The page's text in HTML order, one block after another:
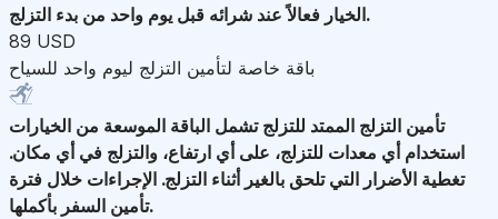
الخيار فعالاً عند شرائه قبل يوم واحد من بدء التزلج.
89 USD
باقة خاصة لتأمين التزلج ليوم واحد للسياح
تأمين التزلج الممتد للتزلج تشمل الباقة الموسعة من الخيارات
استخدام أي معدات للتزلج، على أي ارتفاع، والتزلج في أي مكان.
تغطية الأضرار التي تلحق بالغير أثناء التزلج. الإجراءات خلال فترة
تأمين السفر بأكملها.